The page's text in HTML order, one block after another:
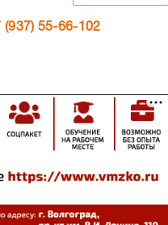
(937) 55-66-102